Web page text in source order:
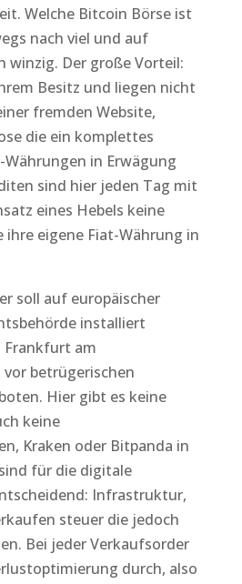
Welche Bitcoin Börse ist
nach viel und auf
winzig. Der große Vorteil:
Besitz und liegen nicht
fremden Website,
die ein komplettes
in Erwägung
sind hier jeden Tag mit
eines Hebels keine
ihre eigene Fiat-Währung in
soll auf europäischer
installiert
Frankfurt am
betrügerischen
Hier gibt es keine
keine
Kraken oder Bitpanda in
für die digitale
Infrastruktur,
steuer die jedoch
Bei jeder Verkaufsorder
durch, also